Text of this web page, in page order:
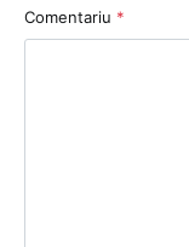
Comentariu *